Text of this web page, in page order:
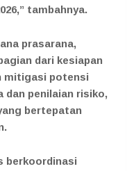
tambahnya.
prasarana,
dari kesiapan
mitigasi potensi
dan penilaian risiko,
bertepatan
berkoordinasi